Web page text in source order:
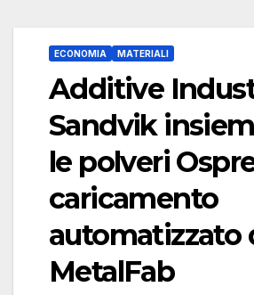
ECONOMIA MATERIALI
Additive
Sandvik
le polveri
caricamento
automatizzato
MetalFab